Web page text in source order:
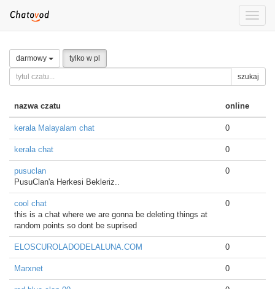
Toggle
darmowy tylko w pl
szukaj
nazwa czatu online
kerala Malayalam chat 0
kerala chat 0
pusuclan
PusuClan'a Herkesi Bekleriz..
0
cool chat
this is a chat where we are gonna be deleting things at
random points so dont be suprised
0
ELOSCUROLADODELALUNA.COM 0
Marxnet 0